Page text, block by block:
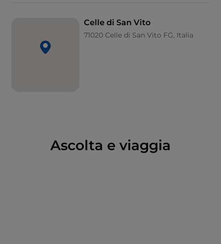
Una lingua che diventa ricchezza, un’eredità di suoni
e cadenze che incanta come un’antica melodia.
Celle di San Vito
71020 Celle di San Vito FG, Italia
Ascolta e viaggia